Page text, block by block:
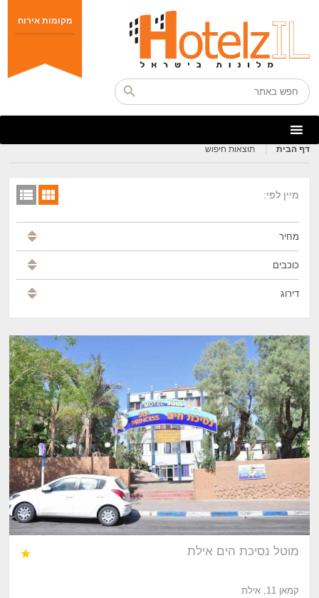
מקומות אירוח
דף הבית תוצאות חיפוש
מיין לפי:
מחיר
כוכבים
דירוג
מוטל נסיכת הים אילת 
קמאן 11, אילת